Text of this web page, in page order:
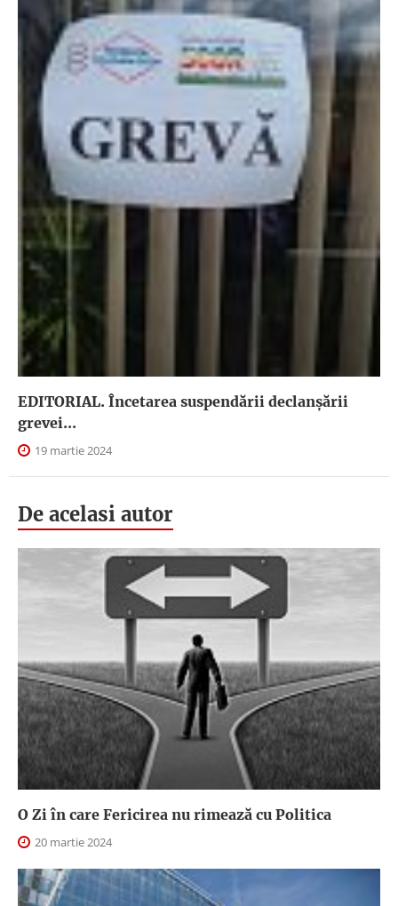
EDITORIAL. Încetarea suspendării declanşării
grevei...
19 martie 2024
De acelasi autor
O Zi în care Fericirea nu rimează cu Politica
20 martie 2024